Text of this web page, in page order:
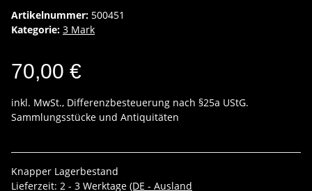
Artikelnummer: 500451
Kategorie: 3 Mark
70,00 €
inkl. MwSt., Differenzbesteuerung nach §25a UStG.
Sammlungsstücke und Antiquitäten
Knapper Lagerbestand
Lieferzeit: 2 - 3 Werktage (DE - Ausland